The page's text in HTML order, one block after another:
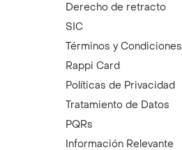
Derecho de retracto
SIC
Términos y Condiciones
Rappi Card
Políticas de Privacidad
Tratamiento de Datos
PQRs
Información Relevante